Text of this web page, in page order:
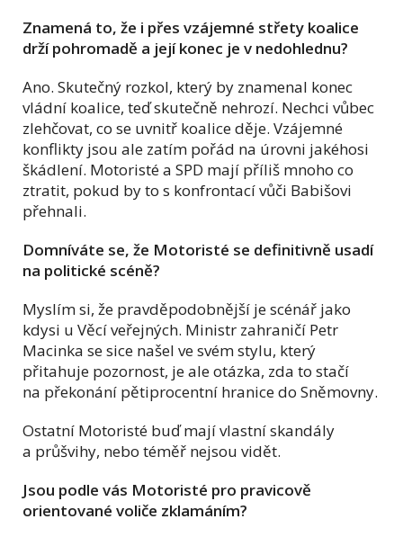
Znamená to, že i přes vzájemné střety koalice
drží pohromadě a její konec je v nedohlednu?
Ano. Skutečný rozkol, který by znamenal konec
vládní koalice, teď skutečně nehrozí. Nechci vůbec
zlehčovat, co se uvnitř koalice děje. Vzájemné
konflikty jsou ale zatím pořád na úrovni jakéhosi
škádlení. Motoristé a SPD mají příliš mnoho co
ztratit, pokud by to s konfrontací vůči Babišovi
přehnali.
Domníváte se, že Motoristé se definitivně usadí
na politické scéně?
Myslím si, že pravděpodobnější je scénář jako
kdysi u Věcí veřejných. Ministr zahraničí Petr
Macinka se sice našel ve svém stylu, který
přitahuje pozornost, je ale otázka, zda to stačí
na překonání pětiprocentní hranice do Sněmovny.
Ostatní Motoristé buď mají vlastní skandály
a průšvihy, nebo téměř nejsou vidět.
Jsou podle vás Motoristé pro pravicově
orientované voliče zklamáním?